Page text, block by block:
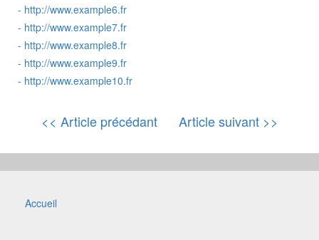
- http://www.example6.fr
- http://www.example7.fr
- http://www.example8.fr
- http://www.example9.fr
- http://www.example10.fr
<< Article précédant Article suivant >>
Accueil